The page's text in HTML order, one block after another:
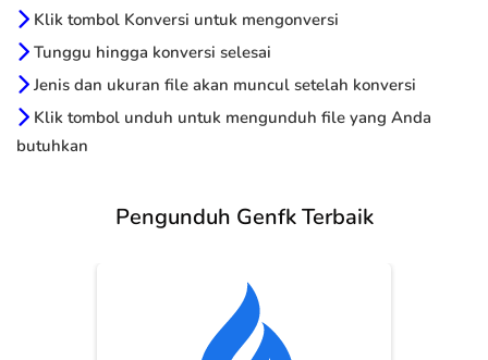
Klik tombol Konversi untuk mengonversi
Tunggu hingga konversi selesai
Jenis dan ukuran file akan muncul setelah konversi
Klik tombol unduh untuk mengunduh file yang Anda
butuhkan
Pengunduh Genfk Terbaik